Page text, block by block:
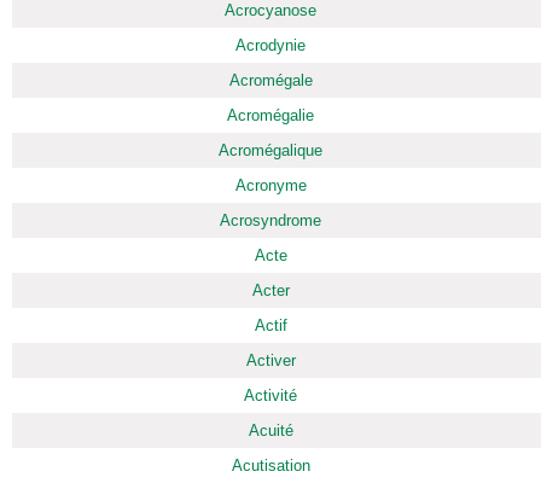
Acrocyanose
Acrodynie
Acromégale
Acromégalie
Acromégalique
Acronyme
Acrosyndrome
Acte
Acter
Actif
Activer
Activité
Acuité
Acutisation